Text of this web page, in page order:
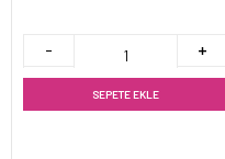
SEPETE EKLE